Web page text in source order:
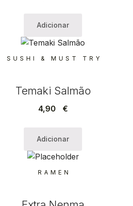
Adicionar
SUSHI & MUST TRY
Temaki Salmão
4,90 €
Adicionar
RAMEN